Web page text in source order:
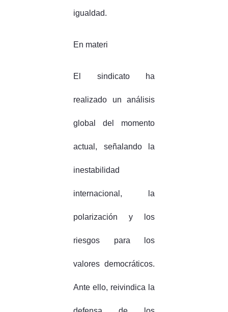
igualdad.
En materi
El sindicato ha
realizado un análisis
global del momento
actual, señalando la
inestabilidad
internacional, la
polarización y los
riesgos para los
valores democráticos.
Ante ello, reivindica la